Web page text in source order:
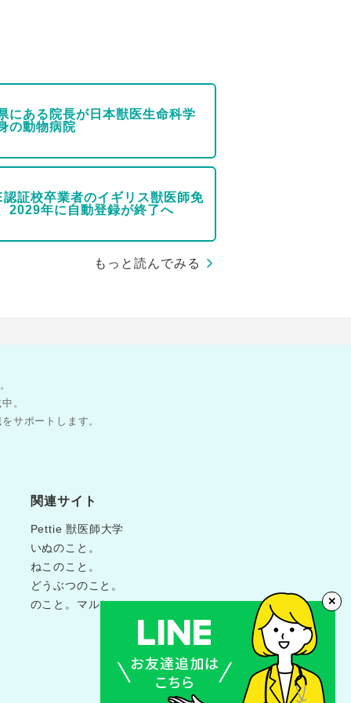
にある院長が日本獣医生命科学
の動物病院
証校卒業者のイギリス獣医師免
2029年に自動登録が終了へ
もっと読んでみる
。
サポートします。
関連サイト
Pettie 獣医師大学
いぬのこと。
ねこのこと。
どうぶつのこと。
のこと。マルシェ
✕